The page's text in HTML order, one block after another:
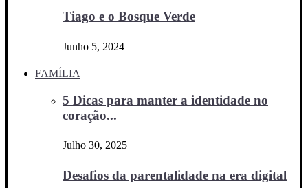
Tiago e o Bosque Verde
Junho 5, 2024
FAMÍLIA
5 Dicas para manter a identidade no
coração...
Julho 30, 2025
Desafios da parentalidade na era digital